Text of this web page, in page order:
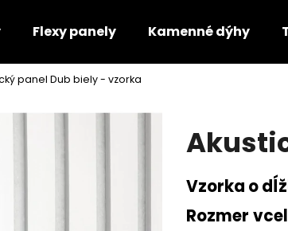
Flexy panely Kamenné dýhy
panel Dub biely - vzorka
Vzorka o
Rozmer
Čo potrebujete nájsť?
HĽADAŤ
Odporúčame